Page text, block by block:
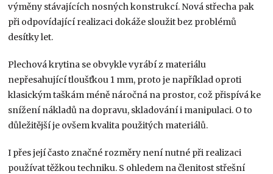
výměny stávajících nosných konstrukcí. Nová střecha pak
při odpovídající realizaci dokáže sloužit bez problémů
desítky let.
Plechová krytina se obvykle vyrábí z materiálu
nepřesahující tloušťkou 1 mm, proto je například oproti
klasickým taškám méně náročná na prostor, což přispívá ke
snížení nákladů na dopravu, skladování i manipulaci. O to
důležitější je ovšem kvalita použitých materiálů.
I přes její často značné rozměry není nutné při realizaci
používat těžkou techniku. S ohledem na členitost střešní